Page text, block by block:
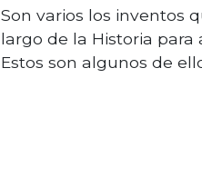
Son varios los inventos
largo de la Historia para
Estos son algunos de